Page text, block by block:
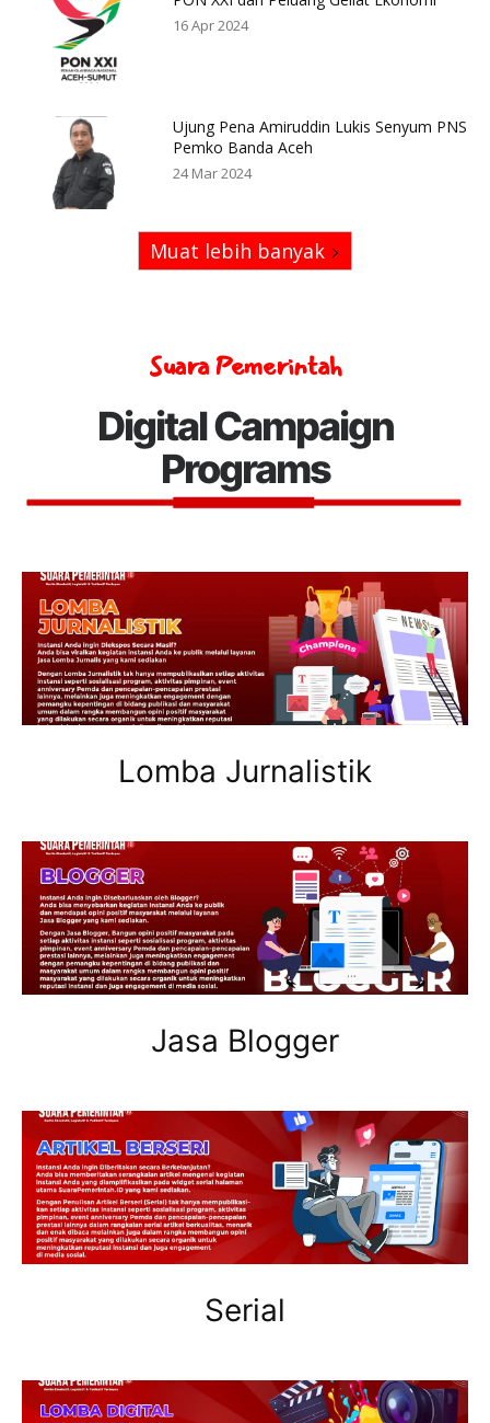
16 Apr 2024
Ujung Pena Amiruddin Lukis Senyum PNS
Pemko Banda Aceh
24 Mar 2024
Muat lebih banyak
Suara Pemerintah
Digital Campaign
Programs
Lomba Jurnalistik
Jasa Blogger
Serial